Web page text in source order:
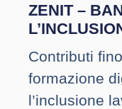
ZENIT –
Contributi
formazione
l’inclusione